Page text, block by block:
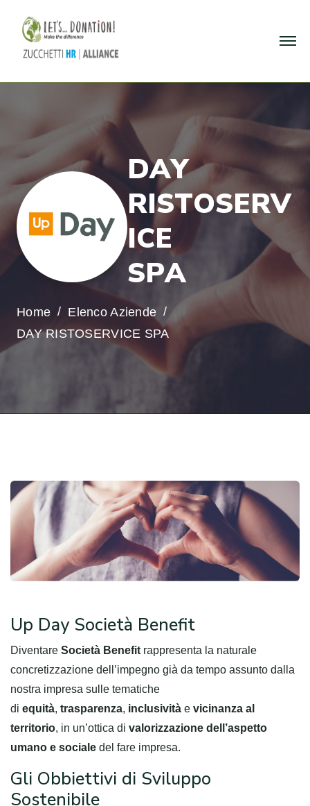
DAY
RISTOSERV
ICE
SPA
Home
Elenco Aziende
DAY RISTOSERVICE SPA
Up Day Società Benefit
Diventare Società Benefit rappresenta la naturale
concretizzazione dell’impegno già da tempo assunto dalla
nostra impresa sulle tematiche
di equità, trasparenza, inclusività e vicinanza al
territorio, in un’ottica di valorizzazione dell’aspetto
umano e sociale del fare impresa.
Gli Obbiettivi di Sviluppo
Sostenibile